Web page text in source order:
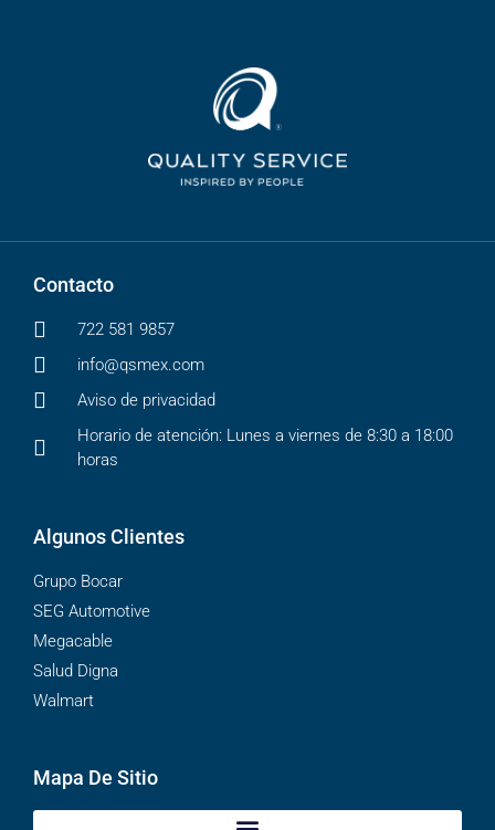
Contacto
722 581 9857
info@qsmex.com
Aviso de privacidad
Horario de atención: Lunes a viernes de 8:30 a 18:00
horas
Algunos Clientes
Grupo Bocar
SEG Automotive
Megacable
Salud Digna
Walmart
Mapa De Sitio